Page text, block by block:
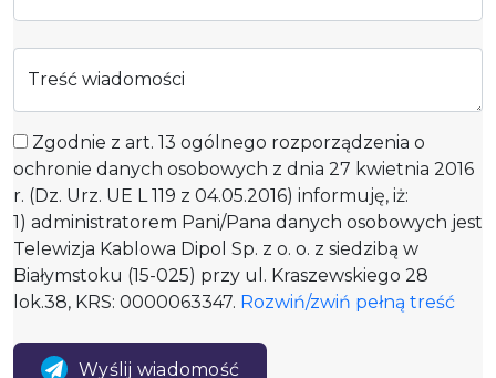
Treść wiadomości
Zgodnie z art. 13 ogólnego rozporządzenia o
ochronie danych osobowych z dnia 27 kwietnia 2016
r. (Dz. Urz. UE L 119 z 04.05.2016) informuję, iż:
1) administratorem Pani/Pana danych osobowych jest
Telewizja Kablowa Dipol Sp. z o. o. z siedzibą w
Białymstoku (15-025) przy ul. Kraszewskiego 28
lok.38, KRS: 0000063347. Rozwiń/zwiń pełną treść
Wyślij wiadomość